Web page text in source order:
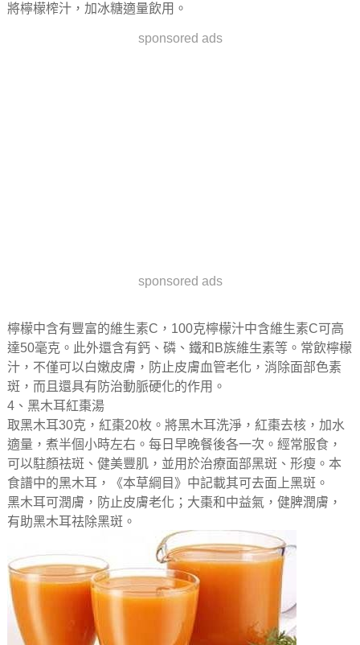
將檸檬榨汁，加冰糖適量飲用。
sponsored ads
sponsored ads
檸檬中含有豐富的維生素C，100克檸檬汁中含維生素C可高
達50毫克。此外還含有鈣、磷、鐵和B族維生素等。常飲檸檬
汁，不僅可以白嫩皮膚，防止皮膚血管老化，消除面部色素
斑，而且還具有防治動脈硬化的作用。
4、黑木耳紅棗湯
取黑木耳30克，紅棗20枚。將黑木耳洗淨，紅棗去核，加水
適量，煮半個小時左右。每日早晚餐後各一次。經常服食，
可以駐顏祛斑、健美豐肌，並用於治療面部黑斑、形瘦。本
食譜中的黑木耳，《本草綱目》中記載其可去面上黑斑。
黑木耳可潤膚，防止皮膚老化；大棗和中益氣，健脾潤膚，
有助黑木耳祛除黑斑。